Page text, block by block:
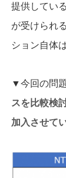
提供してい
が受けられ
ション自体
▼今回の問
スを比較検
加入させて